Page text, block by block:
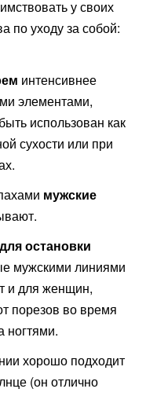
у своих
по уходу за собой:
интенсивнее
элементами,
использован как
сухости или при
мужские
остановки
мужскими линиями
и для женщин,
порезов во время
ногтями.
хорошо подходит
(он отлично